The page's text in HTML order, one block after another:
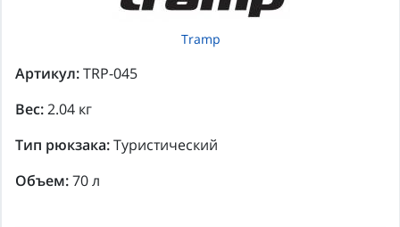
Tramp
Артикул:TRP-045
Вес:2.04 кг
Тип рюкзака:Туристический
Объем:70 л